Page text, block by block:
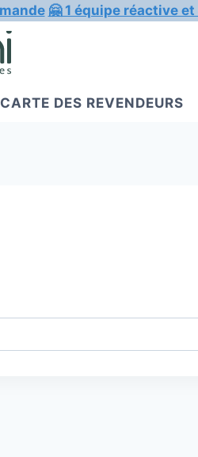
🤗 1 équipe réactive
DES REVENDEURS